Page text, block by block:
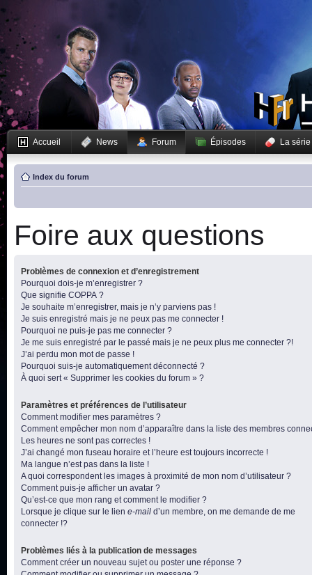
Accueil News Forum Épisodes La série
Index du forum
Foire aux questions
Problèmes de connexion et d’enregistrement
Pourquoi dois-je m’enregistrer ?
Que signifie COPPA ?
Je souhaite m’enregistrer, mais je n’y parviens pas !
Je suis enregistré mais je ne peux pas me connecter !
Pourquoi ne puis-je pas me connecter ?
Je me suis enregistré par le passé mais je ne peux plus me connecter ?!
J’ai perdu mon mot de passe !
Pourquoi suis-je automatiquement déconnecté ?
À quoi sert « Supprimer les cookies du forum » ?
Paramètres et préférences de l’utilisateur
Comment modifier mes paramètres ?
Comment empêcher mon nom d’apparaître dans la liste des membres
Les heures ne sont pas correctes !
J’ai changé mon fuseau horaire et l’heure est toujours incorrecte !
Ma langue n’est pas dans la liste !
A quoi correspondent les images à proximité de mon nom d’utilisateur ?
Comment puis-je afficher un avatar ?
Qu’est-ce que mon rang et comment le modifier ?
Lorsque je clique sur le lien e-mail d’un membre, on me demande de me
connecter !?
Problèmes liés à la publication de messages
Comment créer un nouveau sujet ou poster une réponse ?